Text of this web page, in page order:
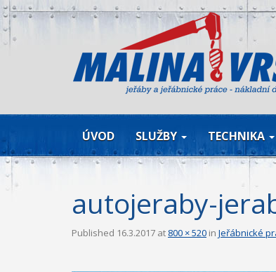
ÚVOD SLUŽBY TECHNIKA
autojeraby-
Published 16.3.2017 at 800 × 520 in Jeřábnické